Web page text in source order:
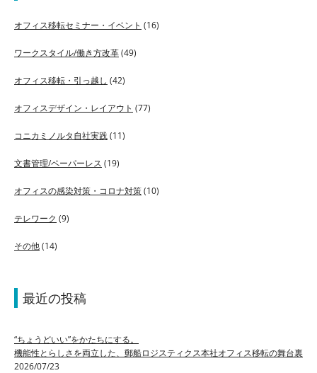
オフィス移転セミナー・イベント (16)
ワークスタイル/働き方改革(49)
オフィス移転・引っ越し (42)
オフィスデザイン・レイアウト (77)
コニカミノルタ自社実践(11)
文書管理/ペーパーレス (19)
オフィスの感染対策・コロナ対策(10)
テレワーク (9)
その他(14)
最近の投稿
“ちょうどいい”をかたちにする。
機能性とらしさを両立した、郵船ロジスティクス本社オフィス移転の舞台裏
2026/07/23